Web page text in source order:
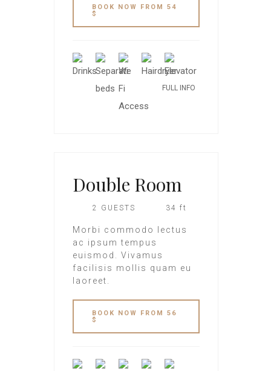
BOOK NOW FROM 54
$
FULL INFO
Double Room
2 GUESTS 34 ft
Morbi commodo lectus
ac ipsum tempus
euismod. Vivamus
facilisis mollis quam eu
laoreet.
BOOK NOW FROM 56
$